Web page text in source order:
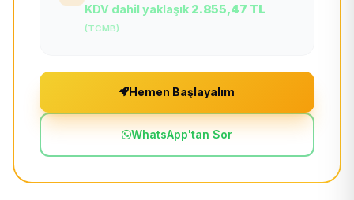
KDV dahil yaklaşık 2.855,47 TL
(TCMB)
Hemen Başlayalım
WhatsApp'tan Sor